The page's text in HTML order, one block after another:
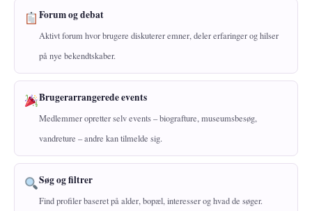
Forum og debat
Aktivt forum hvor brugere diskuterer emner, deler erfaringer og hilser
på nye bekendtskaber.
Brugerarrangerede events
Medlemmer opretter selv events – biografture, museumsbesøg,
vandreture – andre kan tilmelde sig.
Søg og filtrer
Find profiler baseret på alder, bopæl, interesser og hvad de søger.